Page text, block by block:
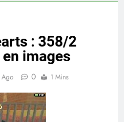
: 358/2
en images
Ago 0 1 Mins